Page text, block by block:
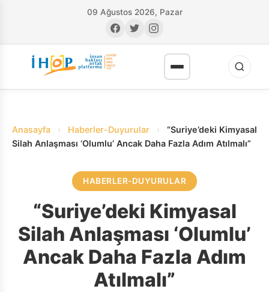
09 Ağustos 2026, Pazar
Anasayfa › Haberler-Duyurular ›
“Suriye’deki Kimyasal
Silah Anlaşması ‘Olumlu’ Ancak Daha Fazla Adım Atılmalı”
HABERLER-DUYURULAR
“Suriye’deki Kimyasal
Silah Anlaşması ‘Olumlu’
Ancak Daha Fazla Adım
Atılmalı”